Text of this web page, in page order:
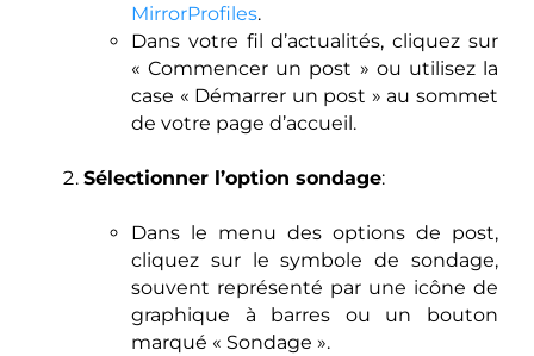
MirrorProfiles.
Dans votre fil d’actualités, cliquez sur
« Commencer un post » ou utilisez la
case « Démarrer un post » au sommet
de votre page d’accueil.
Sélectionner l’option sondage:
Dans le menu des options de post,
cliquez sur le symbole de sondage,
souvent représenté par une icône de
graphique à barres ou un bouton
marqué « Sondage ».